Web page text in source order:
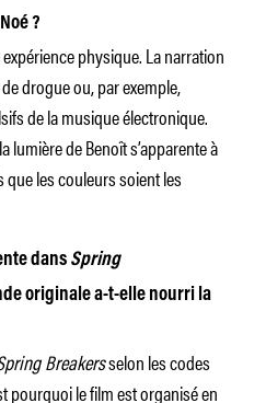
?
physique. La narration
drogue ou, par exemple,
de la musique électronique.
lumière de Benoît s’apparente à
que les couleurs soient les
dans Spring
originale a-t-elle nourri la
Breakersselon les codes
pourquoi le film est organisé en